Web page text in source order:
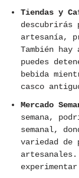
Tiendas y
descubrirás
artesanía,
También
puedes
bebida
casco
Mercado
semana,
semanal,
variedad